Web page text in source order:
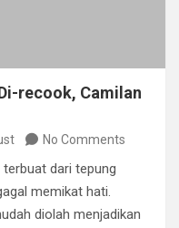
recook, Camilan
No Comments
dari tepung
memikat hati.
diolah menjadikan